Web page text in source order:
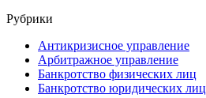
Рубрики
Антикризисное управление
Арбитражное управление
Банкротство физических лиц
Банкротство юридических лиц